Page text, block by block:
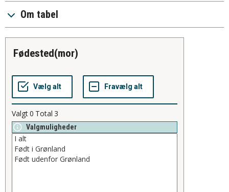
Om tabel
fødested(mor)
Valgt0 Total 3
Valgmuligheder